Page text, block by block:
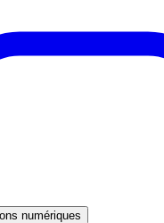
numériques